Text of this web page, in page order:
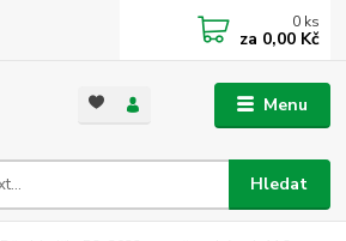
Menu
Hledat
0 ks
za 0,00 Kč